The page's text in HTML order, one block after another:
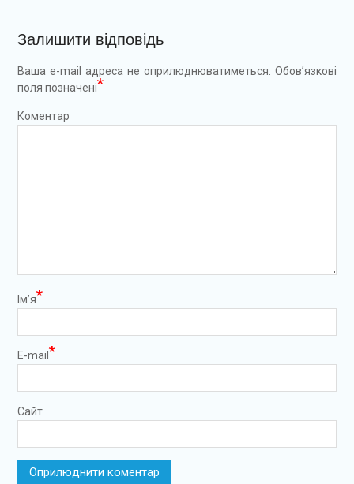
Залишити відповідь
Ваша e-mail адреса не оприлюднюватиметься. Обов’язкові
поля позначені*
Коментар
Ім’я*
E-mail*
Сайт